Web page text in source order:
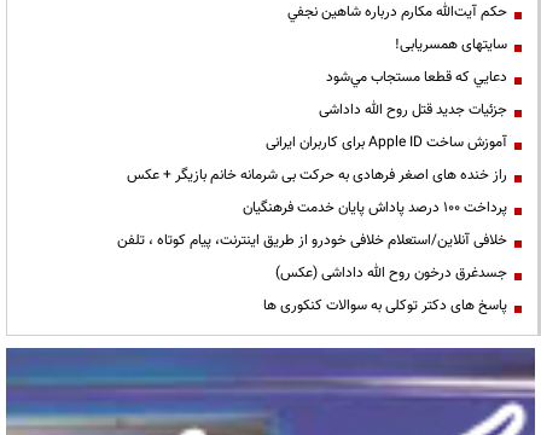
حكم آيت‌الله مكارم درباره شاهين نجفي
سایتهای همسریابی!
دعايي كه قطعا مستجاب مي‌شود
جزئیات جدید قتل روح الله داداشی
آموزش ساخت Apple ID برای کاربران ایرانی
راز خنده های اصغر فرهادی به حرکت بی شرمانه خانم بازیگر + عکس
پرداخت ۱۰۰ درصد پاداش پایان خدمت فرهنگیان
خلافی آنلاین/استعلام خلافی خودرو از طریق اینترنت، پیام کوتاه ، تلفن
جسدغرق درخون روح الله داداشی (عکس)
پاسخ های دکتر توکلی به سوالات کنکوری ها